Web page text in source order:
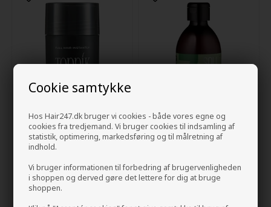
Cookie samtykke
Hos Hair247.dk bruger vi cookies - både vores egne og
cookies fra tredjemand. Vi bruger cookies til indsamling af
statistik, optimering, markedsføring og til målretning af
indhold.
Vi bruger informationen til forbedring af brugervenligheden
i shoppen og derved gøre det lettere for dig at bruge
shoppen.
Toppik Hair Building Fibers
Light Blonde 12g
IdHAIR Solutions 7.2
Conditioner Premature